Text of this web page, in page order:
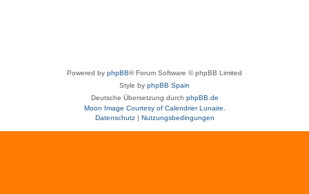
Powered by phpBB® Forum Software © phpBB Limited
Style by phpBB Spain
Deutsche Übersetzung durch phpBB.de
Moon Image Courtesy of Calendrier Lunaire.
Datenschutz| Nutzungsbedingungen